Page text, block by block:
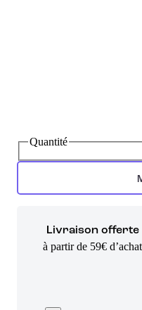
Quantité
Livraison offerte
à partir de 59€ d’achat